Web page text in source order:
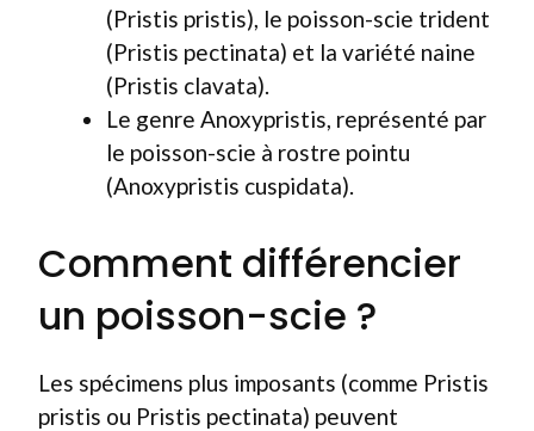
(Pristis pristis), le poisson-scie trident
(Pristis pectinata) et la variété naine
(Pristis clavata).
Le genre Anoxypristis, représenté par
le poisson-scie à rostre pointu
(Anoxypristis cuspidata).
Comment différencier
un poisson-scie ?
Les spécimens plus imposants (comme Pristis
pristis ou Pristis pectinata) peuvent